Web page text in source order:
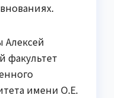
Алексей
факультет
имени О.Е.